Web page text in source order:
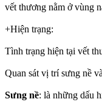
vết thương nằm ở vùng
+Hiện trạng:
Tình trạng hiện tại vết
Quan sát vị trí sưng nề
Sưng nề: là những dấu